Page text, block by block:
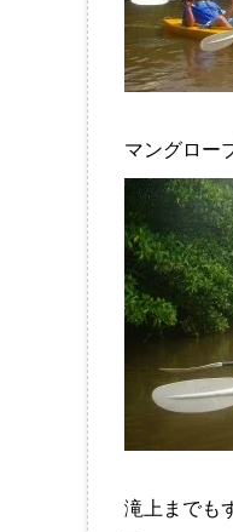
マングロー
滝上までも